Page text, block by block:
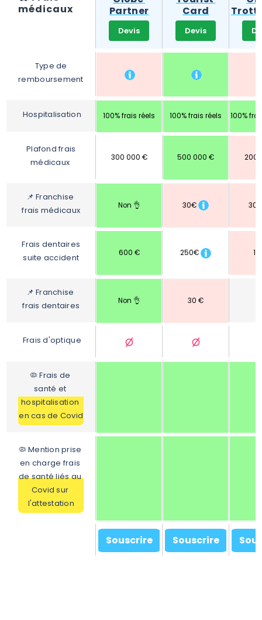
médicaux
Partner
Devis
Card
Devis
Type de
Hospitalisation 100% frais réels 100% frais réels 100%
Plafond frais
300 000 € 500 000 € 200
📌 Franchise
frais médicaux
Non 👌 30€ 30
Frais dentaires
suite accident
600 € 250€
📌 Franchise
frais dentaires
Non 👌 30 €
Frais d'optique
🦠 Frais de
santé et
hospitalisation
en cas de Covid
🦠 Mention prise
en charge frais
de santé liés au
Covid sur
l'attestation
Souscrire Souscrire